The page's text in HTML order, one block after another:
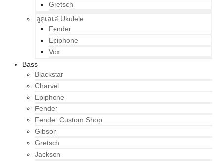
Gretsch
อูคูเลเล่ Ukulele
Fender
Epiphone
Vox
Bass
Blackstar
Charvel
Epiphone
Fender
Fender Custom Shop
Gibson
Gretsch
Jackson